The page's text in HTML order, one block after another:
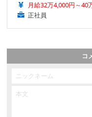
月給32万4,000円～40
正社員
コ